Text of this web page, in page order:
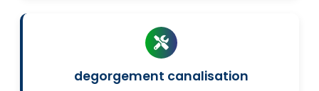
degorgement canalisation